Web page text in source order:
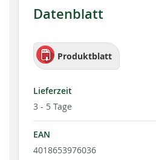
Datenblatt
Produktblatt
Lieferzeit
3 - 5 Tage
EAN
4018653976036